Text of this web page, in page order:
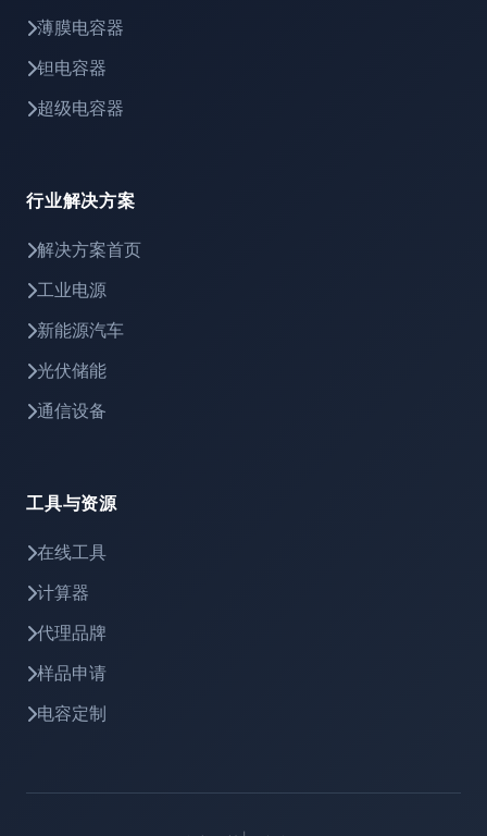
薄膜电容器
钽电容器
超级电容器
行业解决方案
解决方案首页
工业电源
新能源汽车
光伏储能
通信设备
工具与资源
在线工具
计算器
代理品牌
样品申请
电容定制